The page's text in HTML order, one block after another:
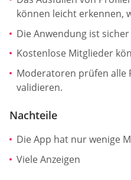
können leicht erkennen,
Die Anwendung ist sicher
Kostenlose Mitglieder
Moderatoren prüfen alle
validieren.
Nachteile
Die App hat nur wenige
Viele Anzeigen